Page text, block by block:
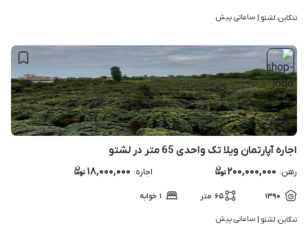
تنکابن، لشتو | ساعاتی پیش
۶
اجاره آپارتمان ویلا تک واحدی 65 متر در لشتو
رهن: ۲۰۰,۰۰۰,۰۰۰ اجاره: ۱۸,۰۰۰,۰۰۰
۱۳۹۰ ۶۵ متر ۱ خوابه
تنکابن، لشتو | ساعاتی پیش